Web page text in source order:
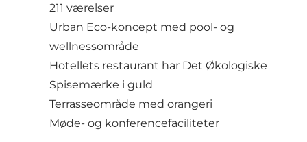
211 værelser
Urban Eco-koncept med pool- og
wellnessområde
Hotellets restaurant har Det Økologiske
Spisemærke i guld
Terrasseområde med orangeri
Møde- og konferencefaciliteter